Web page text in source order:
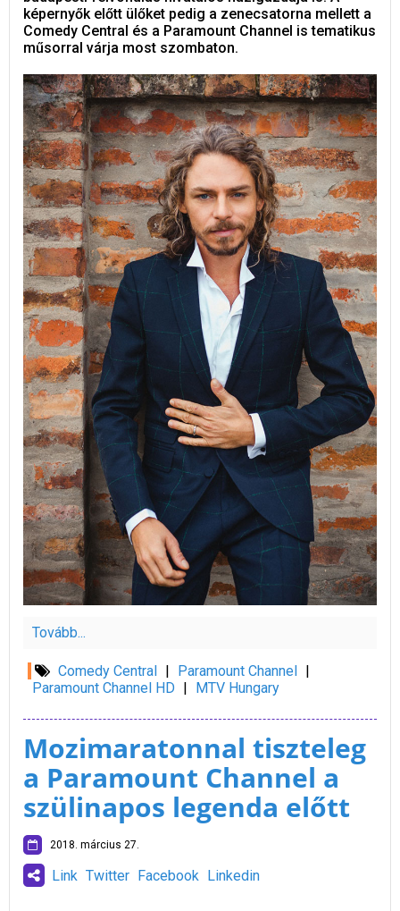
képernyők előtt ülőket pedig a zenecsatorna mellett a
Comedy Central és a Paramount Channel is tematikus
műsorral várja most szombaton.
Tovább...
Comedy Central Paramount Channel
Paramount Channel HD
MTV Hungary
Mozimaratonnal tiszteleg
a Paramount Channel a
szülinapos legenda előtt
2018. március 27.
Link Twitter Facebook Linkedin